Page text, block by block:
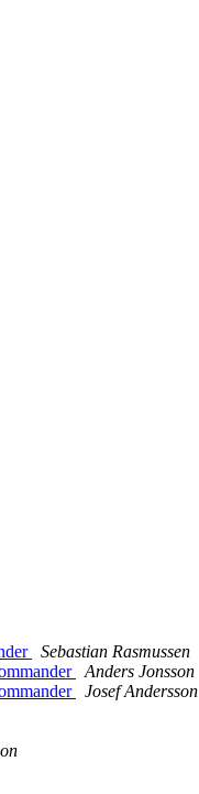
Sebastian Rasmussen
Anders Jonsson
Josef Andersson